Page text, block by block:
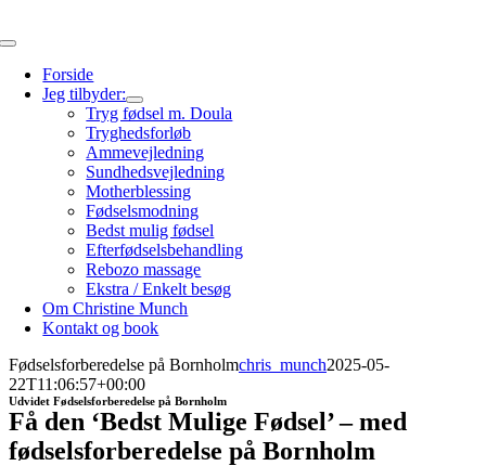
to
Toggle
NavigationForside
Jeg tilbyder:
Tryg fødsel m. Doula
Tryghedsforløb
Ammevejledning
Sundhedsvejledning
Motherblessing
Fødselsmodning
Bedst mulig fødsel
Efterfødselsbehandling
Rebozo massage
Ekstra / Enkelt besøg
Om Christine Munch
Kontakt og book
Fødselsforberedelse på Bornholmchris_munch2025-05-
22T11:06:57+00:00
Udvidet Fødselsforberedelse på Bornholm
Få den ‘Bedst Mulige Fødsel’ – med
fødselsforberedelse på Bornholm